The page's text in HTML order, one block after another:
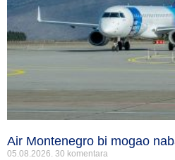
Air Montenegro bi mogao
05.08.2026. 30 komentara